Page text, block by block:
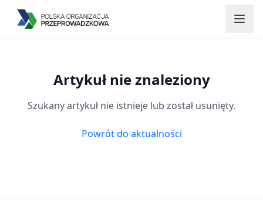
Przejdź do głównej treści
Artykuł nie znaleziony
Szukany artykuł nie istnieje lub został usunięty.
Powrót do aktualności